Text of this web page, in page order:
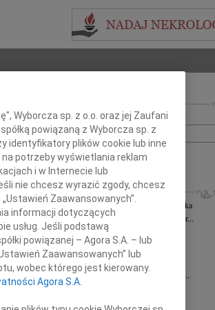
Imię i nazwisko lub numer ogłoszenia:
+ szukanie zaawansowane
INNE NEKROLOGI
Małgorzata Kościelska06.08.2026
cała Polska
Z głębokim smutkiem żegnam Panią Profesor...
Marta Rytel 31.07.2026
Z głębokim żalem w sercu żegnamy naszą...
Stanisław Gomułka
27.07.2026
Z głębokim żalem przyjęliśmy wiadomość o...
Adam Pilecki
Zarząd Podkarpackiego Stowarzyszenia...
Wyborcza sp. z o.o. oraz jej Zaufani
powiązaną z Wyborcza sp. z
identyfikatory plików cookie lub inne
potrzeby wyświetlania reklam
i w Internecie lub
nie chcesz wyrazić zgody, chcesz
Zaawansowanych”.
informacji dotyczących
usług. Jeśli podstawą
powiązanej – Agora S.A. – lub
Zaawansowanych” lub
wobec którego jest kierowany.
Agora S.A.